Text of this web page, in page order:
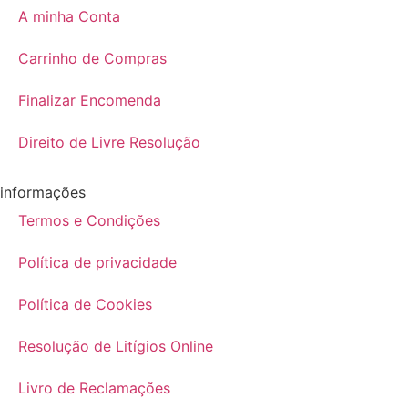
A minha Conta
Carrinho de Compras
Finalizar Encomenda
Direito de Livre Resolução
informações
Termos e Condições
Política de privacidade
Política de Cookies
Resolução de Litígios Online
Livro de Reclamações